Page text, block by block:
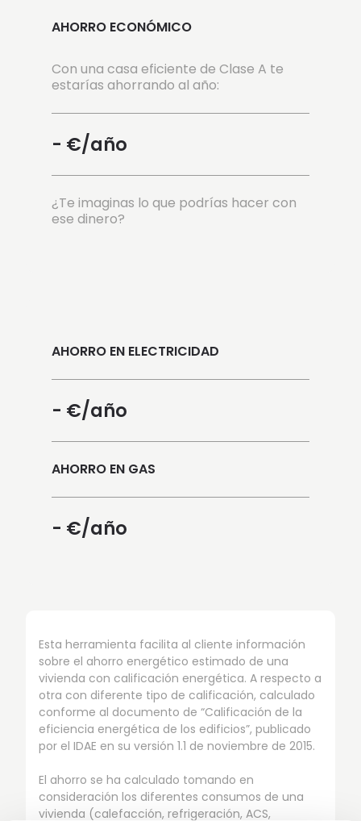
AHORRO ECONÓMICO
Con una casa eficiente de Clase A te
estarías ahorrando al año:
- €/año
¿Te imaginas lo que podrías hacer con
ese dinero?
AHORRO EN ELECTRICIDAD
- €/año
AHORRO EN GAS
- €/año
Esta herramienta facilita al cliente información
sobre el ahorro energético estimado de una
vivienda con calificación energética. A respecto a
otra con diferente tipo de calificación, calculado
conforme al documento de “Calificación de la
eficiencia energética de los edificios”, publicado
por el IDAE en su versión 1.1 de noviembre de 2015.
El ahorro se ha calculado tomando en
consideración los diferentes consumos de una
vivienda (calefacción, refrigeración, ACS,